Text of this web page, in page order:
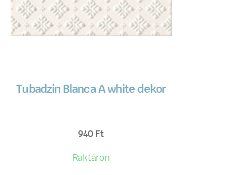
Tubadzin Blanca A white dekor
940 Ft
Raktáron